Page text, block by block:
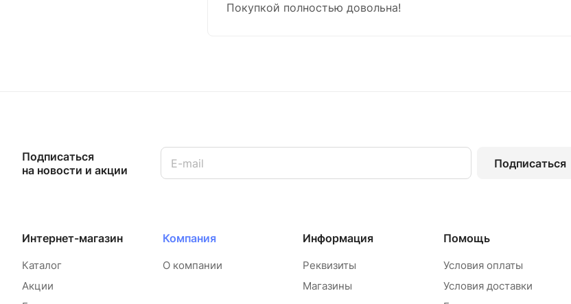
Покупкой полностью довольна!
Подписаться
на новости и акции
Подписаться
Интернет-магазин
Каталог
Акции
Компания
О компании
Информация
Реквизиты
Магазины
Помощь
Условия оплаты
Условия доставки